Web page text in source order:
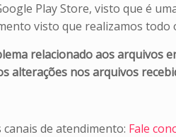
Play Store, visto que é
visto que realizamos
relacionado aos
alterações nos arquivos
de atendimento: Fale